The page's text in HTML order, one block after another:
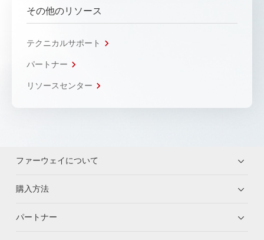
その他のリソース
テクニカルサポート
パートナー
リソースセンター
ファーウェイについて
購入方法
パートナー